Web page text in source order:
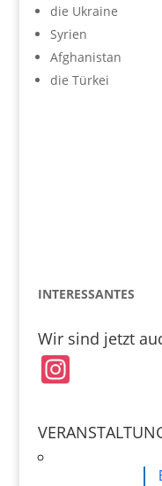
die Ukraine
Syrien
Afghanistan
die Türkei
INTERESSANTES
Wir sind jetzt
In
a